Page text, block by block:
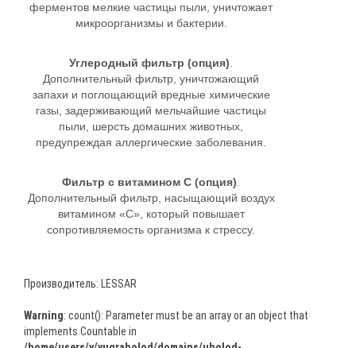
ферментов мелкие частицы пыли, уничтожает
микроорганизмы и бактерии.
Углеродный фильтр (опция)
Дополнительный фильтр, уничтожающий
запахи и поглощающий вредные химические
газы, задерживающий мельчайшие частицы
пыли, шерсть домашних животных,
предупреждая аллергические заболевания.
Фильтр с витамином C (опция)
Дополнительный фильтр, насыщающий воздух
витамином «С», который повышает
сопротивляемость организма к стрессу.
Производитель: LESSAR
Warning: count(): Parameter must be an array or an object that
implements Countable in